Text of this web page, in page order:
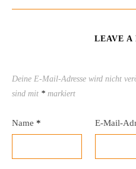
LEAVE A
Deine E-Mail-Adresse wird nicht
sind mit * markiert
Name * E-Mail-